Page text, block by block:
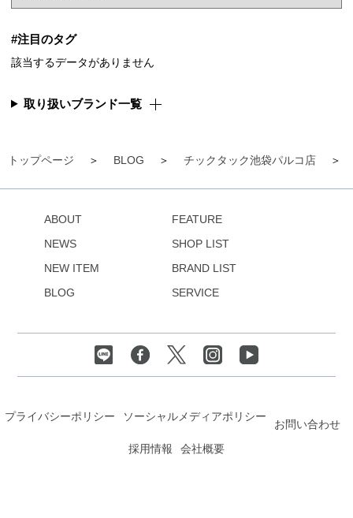
トップページ BLOG チックタック池袋パルコ店
#注目のタグ
該当するデータがありません
取り扱いブランド一覧
ABOUT
NEWS
NEW ITEM
BLOG
FEATURE
SHOP LIST
BRAND LIST
SERVICE
プライバシーポリシー ソーシャルメディアポリシー
お問い合わせ
採用情報
会社概要